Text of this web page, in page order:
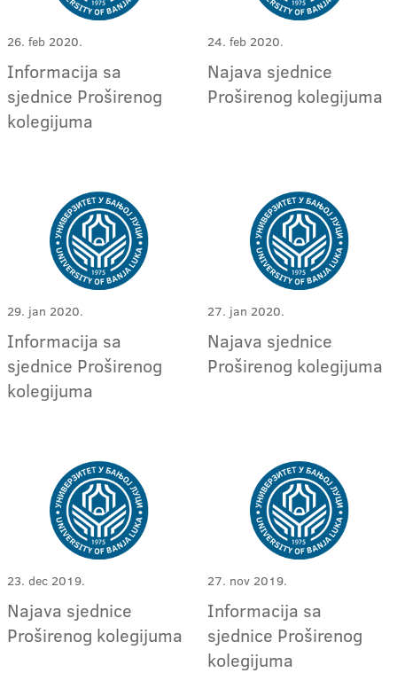
26. feb 2020.
Informacija sa
sjednice Proširenog
kolegijuma
24. feb 2020.
Najava sjednice
Proširenog kolegijuma
29. jan 2020.
Informacija sa
sjednice Proširenog
kolegijuma
27. jan 2020.
Najava sjednice
Proširenog kolegijuma
23. dec 2019.
Najava sjednice
Proširenog kolegijuma
27. nov 2019.
Informacija sa
sjednice Proširenog
kolegijuma